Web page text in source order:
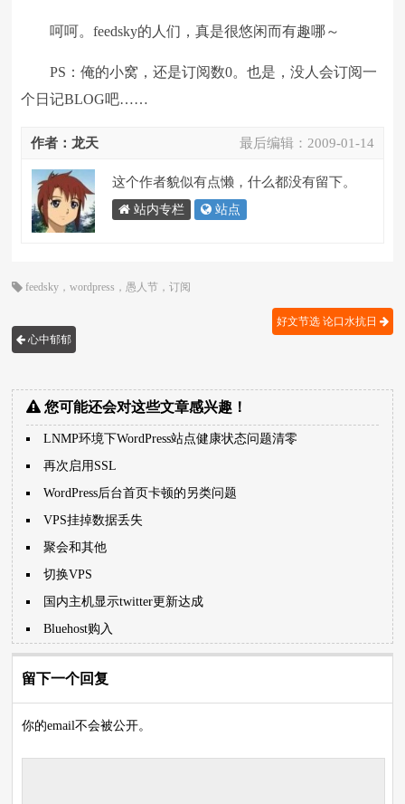
呵呵。feedsky的人们，真是很悠闲而有趣哪～
PS：俺的小窝，还是订阅数0。也是，没人会订阅一
个日记BLOG吧……
最后编辑： 2009-01-14
作者：龙天
这个作者貌似有点懒，什么都没有留下。
站内专栏 站点
feedsky ，wordpress ， 愚人节 ，订阅
心中郁郁
好文节选 论口水抗日
您可能还会对这些文章感兴趣！
LNMP环境下WordPress站点健康状态问题清零
再次启用SSL
WordPress后台首页卡顿的另类问题
VPS挂掉数据丢失
聚会和其他
切换VPS
国内主机显示twitter更新达成
Bluehost购入
留下一个回复
你的email不会被公开。